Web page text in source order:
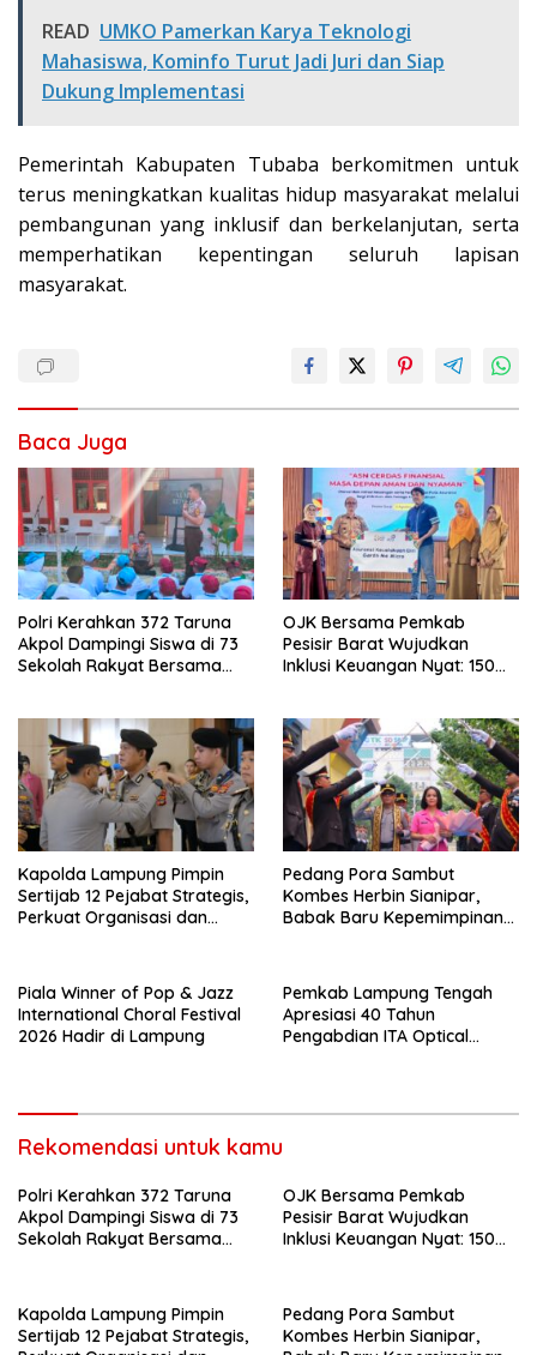
READ UMKO Pamerkan Karya Teknologi
Mahasiswa, Kominfo Turut Jadi Juri dan Siap
Dukung Implementasi
Pemerintah Kabupaten Tubaba berkomitmen untuk
terus meningkatkan kualitas hidup masyarakat melalui
pembangunan yang inklusif dan berkelanjutan, serta
memperhatikan kepentingan seluruh lapisan
masyarakat.
Baca Juga
Polri Kerahkan 372 Taruna
Akpol Dampingi Siswa di 73
Sekolah Rakyat Bersama
OJK Bersama Pemkab
Pesisir Barat Wujudkan
Inklusi Keuangan Nyat: 150
Kapolda Lampung Pimpin
Sertijab 12 Pejabat Strategis,
Perkuat Organisasi dan
Pedang Pora Sambut
Kombes Herbin Sianipar,
Babak Baru Kepemimpinan
Piala Winner of Pop & Jazz
International Choral Festival
2026 Hadir di Lampung
Pemkab Lampung Tengah
Apresiasi 40 Tahun
Pengabdian ITA Optical
Rekomendasi untuk kamu
Polri Kerahkan 372 Taruna
Akpol Dampingi Siswa di 73
Sekolah Rakyat Bersama
OJK Bersama Pemkab
Pesisir Barat Wujudkan
Inklusi Keuangan Nyat: 150
Kapolda Lampung Pimpin
Sertijab 12 Pejabat Strategis,
Pedang Pora Sambut
Kombes Herbin Sianipar,